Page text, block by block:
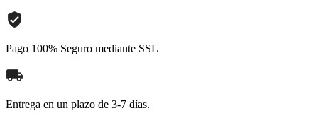
Pago 100% Seguro mediante SSL
Entrega en un plazo de 3-7 días.